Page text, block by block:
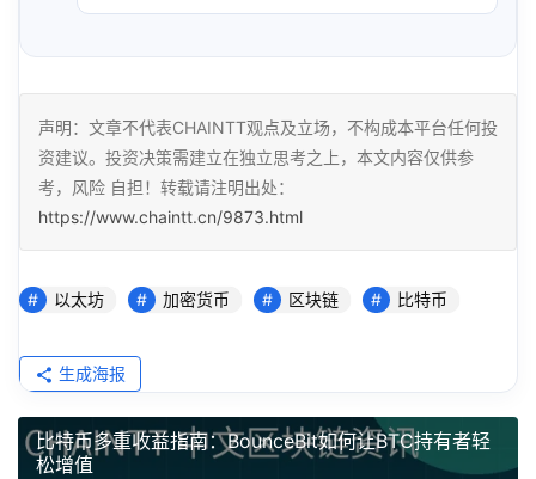
声明：文章不代表CHAINTT观点及立场，不构成本平台任何投
资建议。投资决策需建立在独立思考之上，本文内容仅供参
考，风险 自担！转载请注明出处：
https://www.chaintt.cn/9873.html
以太坊 加密货币 区块链 比特币
生成海报
比特币多重收益指南：BounceBit如何让BTC持有者轻
松增值